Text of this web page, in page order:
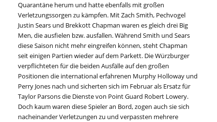
Quarantäne herum und hatte ebenfalls mit großen
Verletzungssorgen zu kämpfen. Mit Zach Smith, Pechvogel
Justin Sears und Brekkott Chapman waren es gleich drei Big
Men, die ausfielen bzw. ausfallen. Während Smith und Sears
diese Saison nicht mehr eingreifen können, steht Chapman
seit einigen Partien wieder auf dem Parkett. Die Würzburger
verpflichteten für die beiden Ausfälle auf den großen
Positionen die international erfahrenen Murphy Holloway und
Perry Jones nach und sicherten sich im Februar als Ersatz für
Taylor Parsons die Dienste von Point Guard Robert Lowery.
Doch kaum waren diese Spieler an Bord, zogen auch sie sich
nacheinander Verletzungen zu und verpassten mehrere